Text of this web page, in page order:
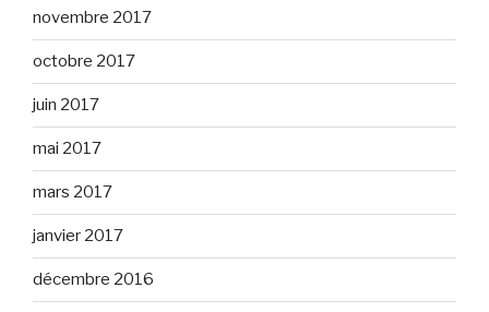
novembre 2017
octobre 2017
juin 2017
mai 2017
mars 2017
janvier 2017
décembre 2016